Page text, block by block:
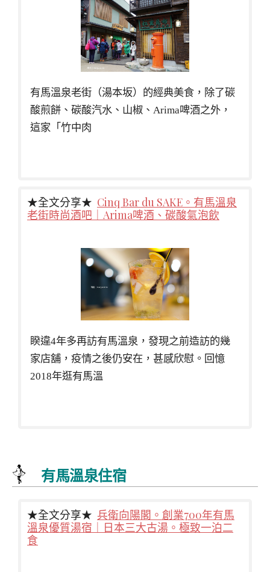
有馬溫泉老街（湯本坂）的經典美食，除了碳
酸煎餅、碳酸汽水、山椒、Arima啤酒之外，
這家「竹中肉
★全文分享★ Cinq Bar du SAKE。有馬溫泉
老街時尚酒吧｜Arima啤酒、碳酸氣泡飲
睽違4年多再訪有馬溫泉，發現之前造訪的幾
家店舖，疫情之後仍安在，甚感欣慰。回憶
2018年逛有馬溫
有馬溫泉住宿
★全文分享★ 兵衛向陽閣。創業700年有馬
溫泉優質湯宿｜日本三大古湯。極致一泊二
食